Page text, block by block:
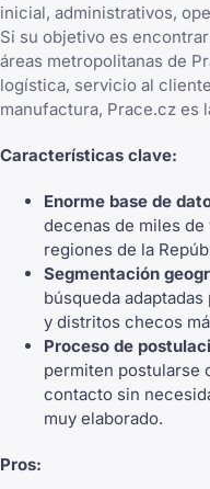
inicial, administrativos,
Si su objetivo es
áreas metropolitanas de
logística, servicio al
manufactura, Prace.cz es
Características clave:
Enorme base de
decenas de miles
regiones de la
Segmentación
búsqueda
y distritos checos
Proceso de
permiten postularse
contacto sin
muy elaborado.
Pros: